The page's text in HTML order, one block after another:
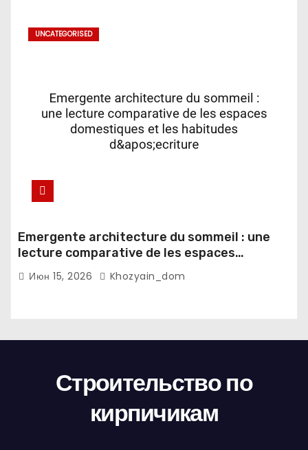
UNCATEGORISED
Emergente architecture du sommeil : une
lecture comparative de les espaces
domestiques et les habitudes d'ecriture
Июн 15, 2026 Khozyain_dom
Строительство по
кирпичикам